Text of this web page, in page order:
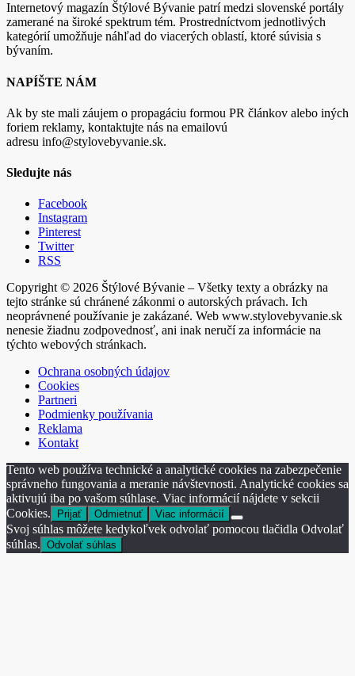
Internetový magazín Štýlové Bývanie patrí medzi slovenské portály
zamerané na široké spektrum tém. Prostredníctvom jednotlivých
kategórií umožňuje náhľad do viacerých oblastí, ktoré súvisia s
bývaním.
NAPÍŠTE NÁM
Ak by ste mali záujem o propagáciu formou PR článkov alebo iných
foriem reklamy, kontaktujte nás na emailovú
adresu info@stylovebyvanie.sk.
Sledujte nás
Facebook
Instagram
Pinterest
Twitter
RSS
Copyright © 2026 Štýlové Bývanie – Všetky texty a obrázky na
tejto stránke sú chránené zákonmi o autorských právach. Ich
neoprávnené používanie je zakázané. Web www.stylovebyvanie.sk
nenesie žiadnu zodpovednosť, ani inak neručí za informácie na
týchto webových stránkach.
Ochrana osobných údajov
Cookies
Partneri
Podmienky používania
Reklama
Kontakt
Tento web používa technické a analytické cookies na zabezpečenie
správneho fungovania a meranie návštevnosti. Analytické cookies sa
aktivujú iba po vašom súhlase. Viac informácií nájdete v sekcii
Cookies.
Prijať Odmietnuť Viac informácií
Svoj súhlas môžete kedykoľvek odvolať pomocou tlačidla Odvolať
súhlas. Odvolať súhlas